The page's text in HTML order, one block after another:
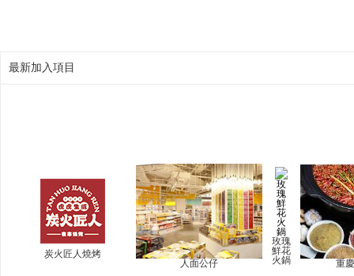
最新加入項目
炭火匠人燒烤
人面公仔
玫瑰
鮮花
火鍋
重